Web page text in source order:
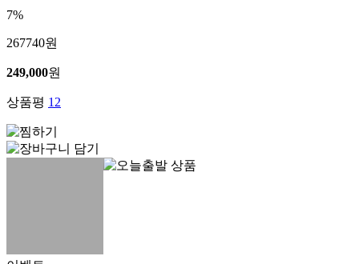
7%
267740원
249,000원
상품평 12